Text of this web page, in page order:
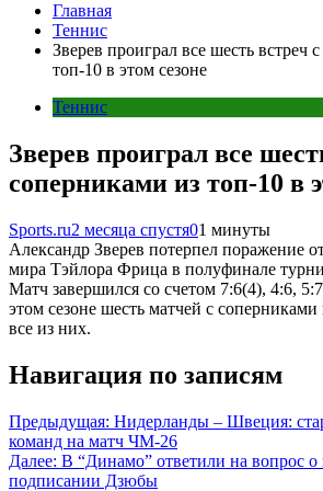
Главная
Теннис
Зверев проиграл все шесть встреч
топ-10 в этом сезоне
Теннис
Зверев проиграл все
соперниками из топ-10 в
Sports.ru2 месяца спустя01 минуты
Александр Зверев потерпел поражение
мира Тэйлора Фрица в полуфинале
Матч завершился со счетом 7:6(4), 4:6,
этом сезоне шесть матчей с
все из них.
Навигация по записям
Предыдущая: Нидерланды – Швеция:
команд на матч ЧМ-26
Далее: В “Динамо” ответили на вопрос
подписании Дзюбы